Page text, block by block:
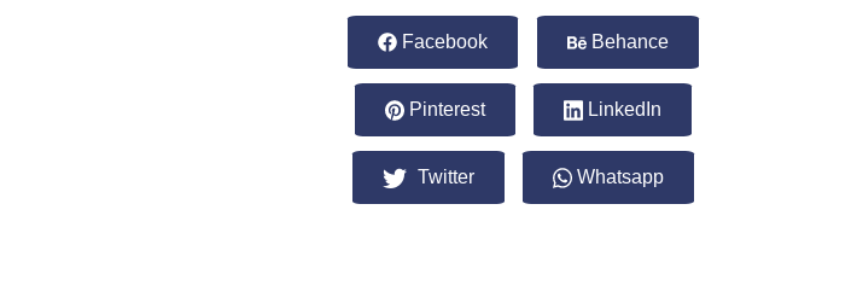
Facebook Behance
Pinterest LinkedIn
Twitter Whatsapp